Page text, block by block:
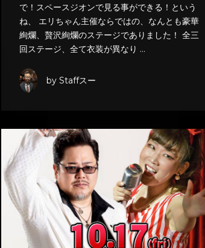
で！スペースジオンで見る事ができる！という
ね、 エリちゃん主催ならではの、なんとも豪華
絢爛、贅沢絢爛のステージでありました！ 全三
回ステージ、全て衣装が異なり …
by Staffスー